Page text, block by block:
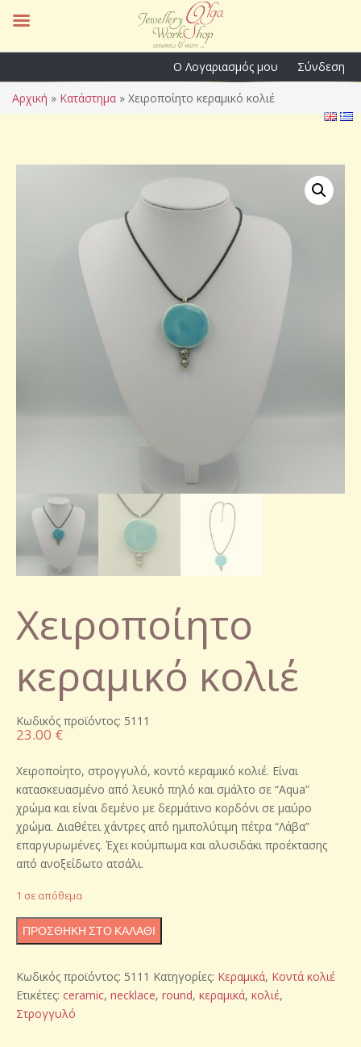
Ο Λογαριασμός μου Σύνδεση
Αρχική » Κατάστημα » Χειροποίητο κεραμικό κολιέ
Χειροποίητο
κεραμικό κολιέ
Κωδικός προϊόντος: 5111
23.00 €
Χειροποίητο, στρογγυλό, κοντό κεραμικό κολιέ. Είναι
κατασκευασμένο από λευκό πηλό και σμάλτο σε “Aqua”
χρώμα και είναι δεμένο με δερμάτινο κορδόνι σε μαύρο
χρώμα. Διαθέτει χάντρες από ημιπολύτιμη πέτρα “Λάβα”
επαργυρωμένες. Έχει κούμπωμα και αλυσιδάκι προέκτασης
από ανοξείδωτο ατσάλι.
1 σε απόθεμα
Χειροποίητο
κεραμικό
ποσότητα
ΠΡΟΣΘΉΚΗ ΣΤΟ ΚΑΛΆΘΙ
Κωδικός προϊόντος: 5111 Κατηγορίες: Κεραμικά, Κοντά κολιέ
Ετικέτες: ceramic, necklace, round, κεραμικά, κολιέ,
Στρογγυλό